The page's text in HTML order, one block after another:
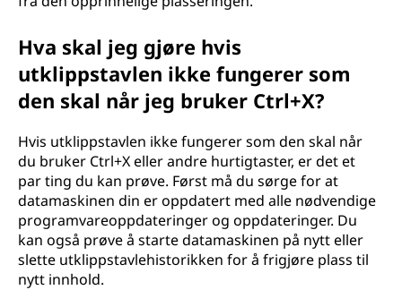
Hva skal jeg gjøre hvis
utklippstavlen ikke fungerer som
den skal når jeg bruker Ctrl+X?
Hvis utklippstavlen ikke fungerer som den skal når
du bruker Ctrl+X eller andre hurtigtaster, er det et
par ting du kan prøve. Først må du sørge for at
datamaskinen din er oppdatert med alle nødvendige
programvareoppdateringer og oppdateringer. Du
kan også prøve å starte datamaskinen på nytt eller
slette utklippstavlehistorikken for å frigjøre plass til
nytt innhold.